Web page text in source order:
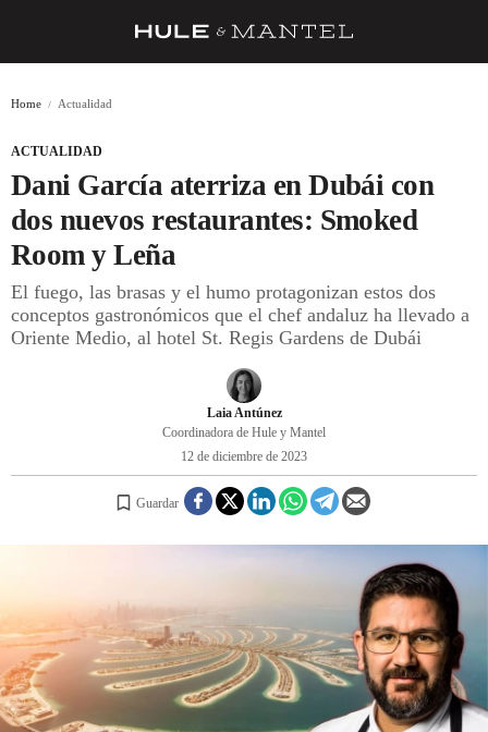
BARRAS Y ESTRELLAS
DÓNDE COMER
ÍDOLOS DE MESAS
CUADERNO DE VIAJE
REGISTRO
Home Actualidad
ACTUALIDAD
Dani García aterriza en Dubái con
dos nuevos restaurantes: Smoked
Room y Leña
El fuego, las brasas y el humo protagonizan estos dos
conceptos gastronómicos que el chef andaluz ha llevado a
Oriente Medio, al hotel St. Regis Gardens de Dubái
Laia Antúnez
Coordinadora de Hule y Mantel
12 de diciembre de 2023
Guardar